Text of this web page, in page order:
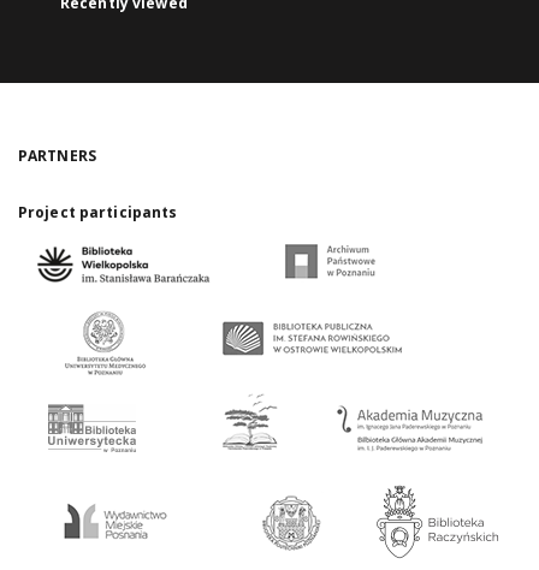
PARTNERS
Project participants